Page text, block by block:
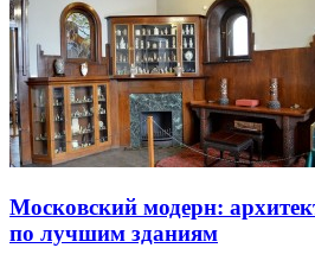
Московский модерн:
по лучшим зданиям